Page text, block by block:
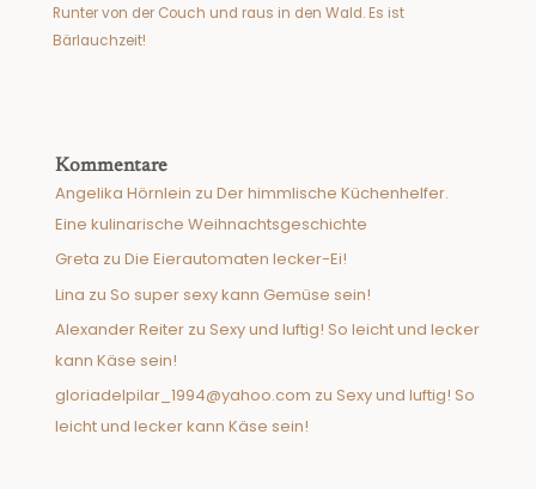
Runter von der Couch und raus in den Wald. Es ist
Bärlauchzeit!
Kommentare
Angelika Hörnlein zu Der himmlische Küchenhelfer.
Eine kulinarische Weihnachtsgeschichte
Greta zu Die Eierautomaten lecker-Ei!
Lina zu So super sexy kann Gemüse sein!
Alexander Reiter zu Sexy und luftig! So leicht und lecker
kann Käse sein!
gloriadelpilar_1994@yahoo.com zu Sexy und luftig! So
leicht und lecker kann Käse sein!